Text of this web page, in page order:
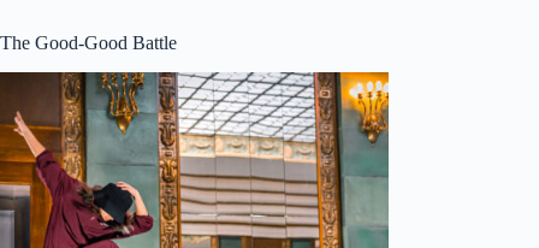
The Good-Good Battle